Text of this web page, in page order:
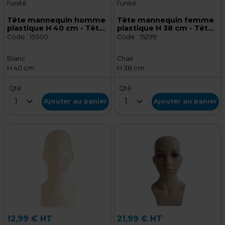
l'unité
Tête mannequin homme
plastique H 40 cm - Tête
pour perruque, chapeau -
Code : 15300
Blanc
H 40 cm
Qté
1 Ajouter au panier
l'unité
Tête mannequin femme
plastique H 38 cm - Tête
pour perruque, chapeau -
Code : 15299
Chair
H 38 cm
Qté
1 Ajouter au panier
12,99 € HT 21,99 € HT